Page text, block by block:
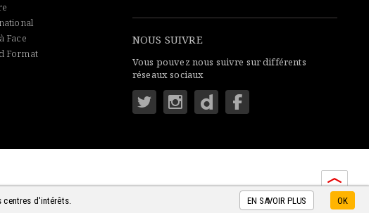
Face
Format
NOUS SUIVRE
Vous pouvez nous suivre sur différents
réseaux sociaux
centres d'intérêts.
EN SAVOIR PLUS OK